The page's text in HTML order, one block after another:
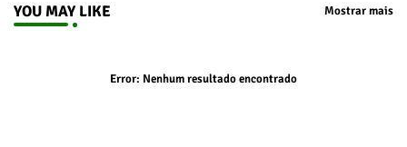
YOU MAY LIKE Mostrar mais
Error: Nenhum resultado encontrado